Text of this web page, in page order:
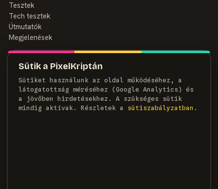
Sütik a PixelKriptán
Sütiket használunk az oldal működéséhez, a
látogatottság méréséhez (Google Analytics) és
a jövőben hirdetésekhez. A szükséges sütik
mindig aktívak. Részletek a
süti­szabályzatban .
Tesztek
Tech tesztek
Útmutatók
Megjelenések
MAGAZIN
Szerzők
Médiaajánlat
Kapcsolat